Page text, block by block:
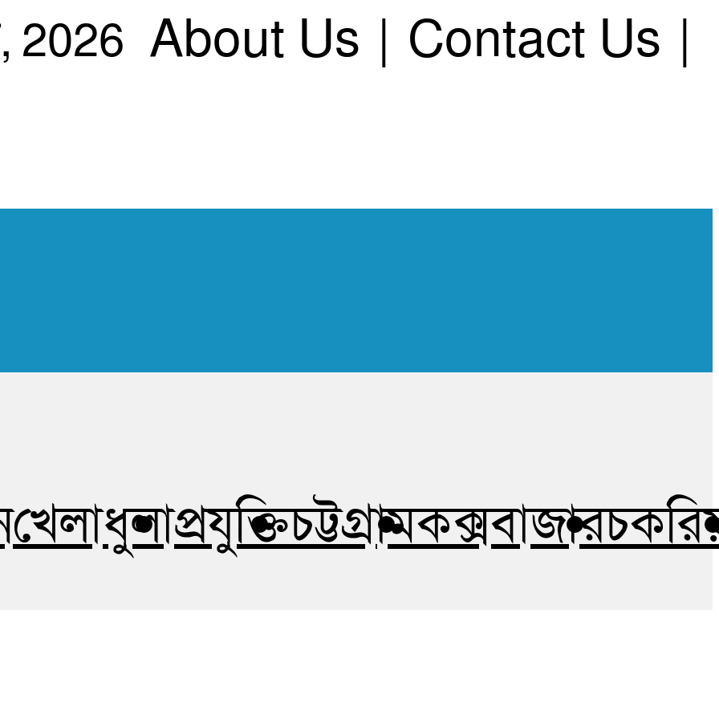
2026 About Us | Contact Us |
খেলাধুলাপ্রযুক্তিচট্টগ্রামকক্সবাজার